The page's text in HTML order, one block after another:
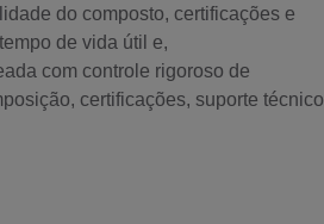
do composto, certificações e
de vida útil e,
com controle rigoroso de
certificações, suporte técnico